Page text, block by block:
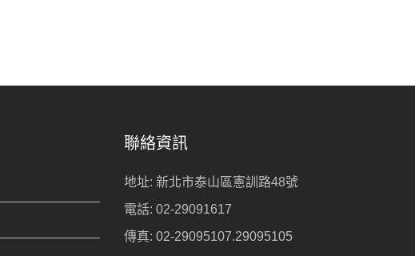
聯絡資訊
地址: 新北市泰山區憲訓路48號
電話: 02-29091617
傳真: 02-29095107.29095105